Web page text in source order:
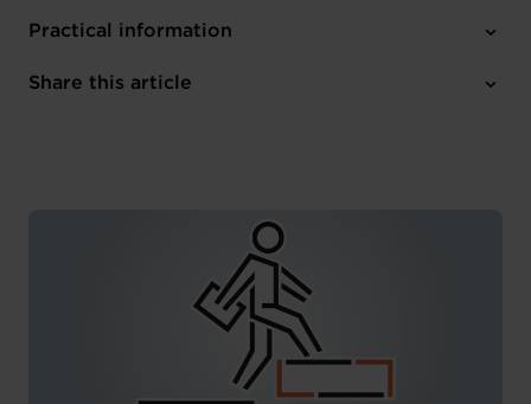
Practical information
Thursday 16 Mar 2023
Share this article